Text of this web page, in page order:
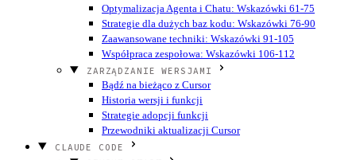
Optymalizacja Agenta i Chatu: Wskazówki 61-75
Strategie dla dużych baz kodu: Wskazówki 76-90
Zaawansowane techniki: Wskazówki 91-105
Współpraca zespołowa: Wskazówki 106-112
ZARZĄDZANIE WERSJAMI
Bądź na bieżąco z Cursor
Historia wersji i funkcji
Strategie adopcji funkcji
Przewodniki aktualizacji Cursor
CLAUDE CODE